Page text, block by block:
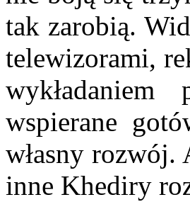
tak zarobią.
telewizorami,
wspierane
własny
inne Khediry